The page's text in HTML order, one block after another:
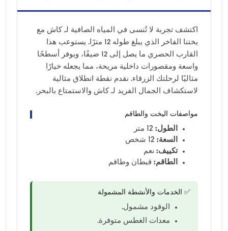
اكتشف تجربة لا تُنسى في المياه الصافية لـ كاش مع
يختنا الفاخر الذي يبلغ طوله 12 مترًا. يستوعب هذا
القارب الحصري ما يصل إلى 12 ضيفًا، ويوفر أسطحًا
واسعة ومقصورات داخلية مريحة، مما يجعله خيارًا
مثاليًا لرحلتك الزرقاء. نقدم نقطة انطلاق مثالية
لاستكشاف الجمال الفريد لـ كاش والاستمتاع بالبحر.
مواصفات اليخت والطاقم
الطول:
السعة:
تكييف: نعم
الطاقم: قبطان وطاقم
✅ الخدمات والأنشطة المشمولة
الوقود مشمول.
معدات الغطس متوفرة.